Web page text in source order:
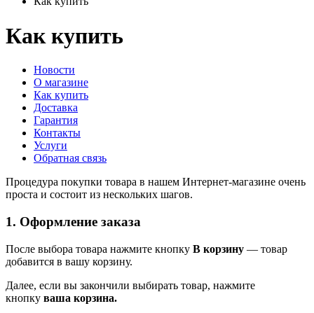
Как купить
Новости
О магазине
Как купить
Доставка
Гарантия
Контакты
Услуги
Обратная связь
Процедура покупки товара в нашем Интернет-магазине очень
проста и состоит из нескольких шагов.
1. Оформление заказа
После выбора товара нажмите кнопку В корзину — товар
добавится в вашу корзину.
Далее, если вы закончили выбирать товар, нажмите
кнопку ваша корзина.